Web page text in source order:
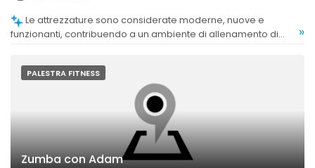
funzionanti, contribuendo a un ambiente di allenamento di
»
PALESTRA FITNESS
Zumba con Adam